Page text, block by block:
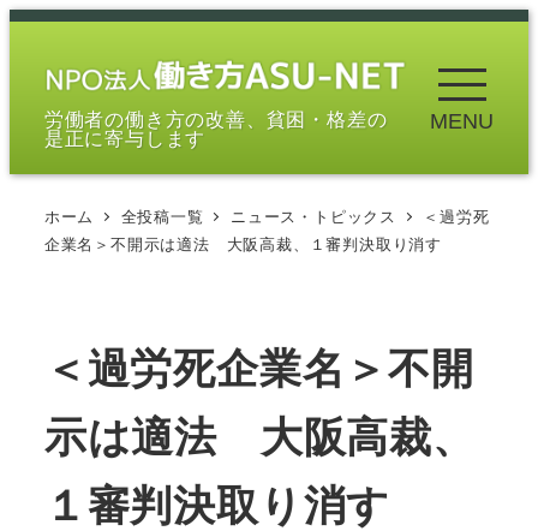
メ
労働者の働き方の改善、貧困・格差の
是正に寄与します
MENU
ホーム 全投稿一覧 ニュース・トピックス
＜過労死
企業名＞不開示は適法 大阪高裁、１審判決取り消す
＜過労死企業名＞不開
示は適法 大阪高裁、
１審判決取り消す